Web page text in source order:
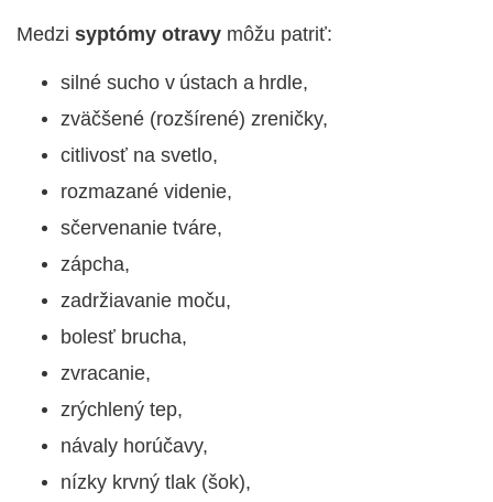
Medzi syptómy otravy môžu patriť:
silné sucho v ústach a hrdle,
zväčšené (rozšírené) zreničky,
citlivosť na svetlo,
rozmazané videnie,
sčervenanie tváre,
zápcha,
zadržiavanie moču,
bolesť brucha,
zvracanie,
zrýchlený tep,
návaly horúčavy,
nízky krvný tlak (šok),